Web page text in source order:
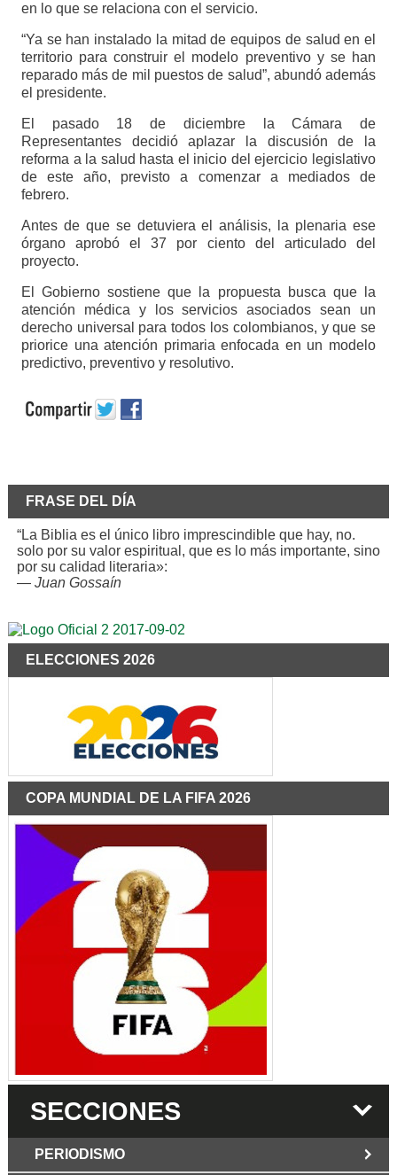
en lo que se relaciona con el servicio.
“Ya se han instalado la mitad de equipos de salud en el
territorio para construir el modelo preventivo y se han
reparado más de mil puestos de salud”, abundó además
el presidente.
El pasado 18 de diciembre la Cámara de
Representantes decidió aplazar la discusión de la
reforma a la salud hasta el inicio del ejercicio legislativo
de este año, previsto a comenzar a mediados de
febrero.
Antes de que se detuviera el análisis, la plenaria ese
órgano aprobó el 37 por ciento del articulado del
proyecto.
El Gobierno sostiene que la propuesta busca que la
atención médica y los servicios asociados sean un
derecho universal para todos los colombianos, y que se
priorice una atención primaria enfocada en un modelo
predictivo, preventivo y resolutivo.
FRASE DEL DÍA
“La Biblia es el único libro imprescindible que hay, no.
solo por su valor espiritual, que es lo más importante, sino
por su calidad literaria»:
— Juan Gossaín
ELECCIONES 2026
COPA MUNDIAL DE LA FIFA 2026
SECCIONES
PERIODISMO